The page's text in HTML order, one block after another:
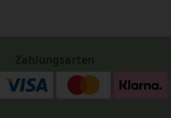
Zahlungsarten